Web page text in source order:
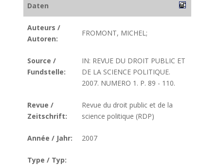
Daten
Auteurs /
Autoren:
FROMONT, MICHEL;
Source /
Fundstelle:
IN: REVUE DU DROIT PUBLIC ET
DE LA SCIENCE POLITIQUE.
2007. NUMERO 1. P. 89 - 110.
Revue /
Zeitschrift:
Revue du droit public et de la
science politique (RDP)
Année / Jahr: 2007
Type / Typ: